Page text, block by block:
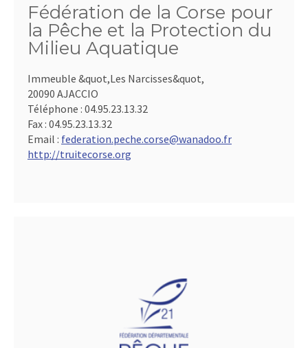
Fédération de la Corse pour
la Pêche et la Protection du
Milieu Aquatique
Immeuble &quot,Les Narcisses&quot,
20090 AJACCIO
Téléphone : 04.95.23.13.32
Fax : 04.95.23.13.32
Email : federation.peche.corse@wanadoo.fr
http://truitecorse.org